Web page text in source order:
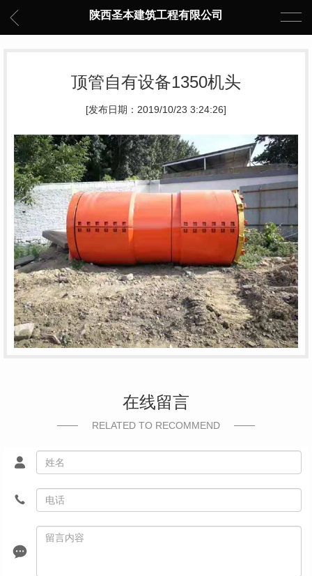
陕西圣本建筑工程有限公司
顶管自有设备1350机头
[发布日期：2019/10/23 3:24:26]
在线留言
RELATED TO RECOMMEND